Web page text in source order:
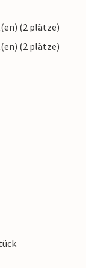
(2 plätze)
(2 plätze)